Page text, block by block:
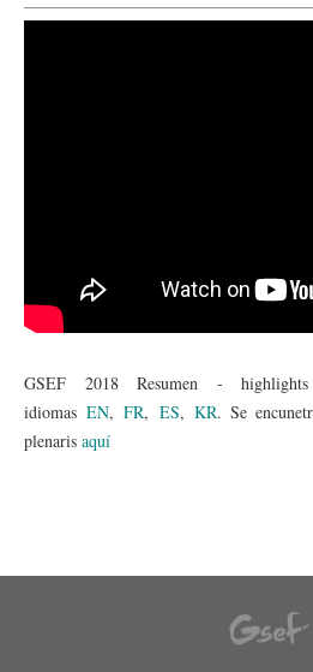
GSEF 2018 Resumen -
idiomasEN,FR, ES, KR. Se
plenaris aquí